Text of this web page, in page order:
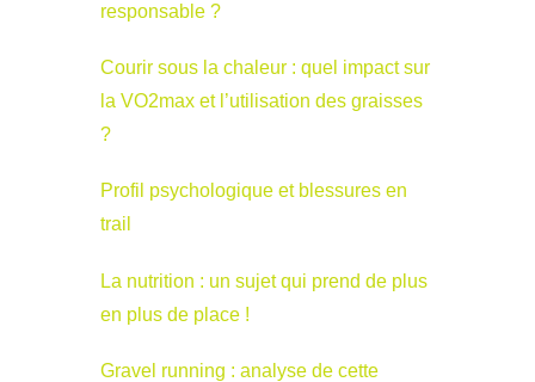
responsable ?
Courir sous la chaleur : quel impact sur
la VO2max et l’utilisation des graisses
?
Profil psychologique et blessures en
trail
La nutrition : un sujet qui prend de plus
en plus de place !
Gravel running : analyse de cette